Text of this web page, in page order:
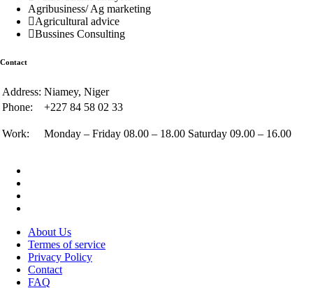
Agribusiness/ Ag marketing
Agricultural advice
Bussines Consulting
Contact
Address: Niamey, Niger
Phone:
+227 84 58 02 33
Work: Monday – Friday 08.00 – 18.00 Saturday 09.00 – 16.00
About Us
Termes of service
Privacy Policy
Contact
FAQ